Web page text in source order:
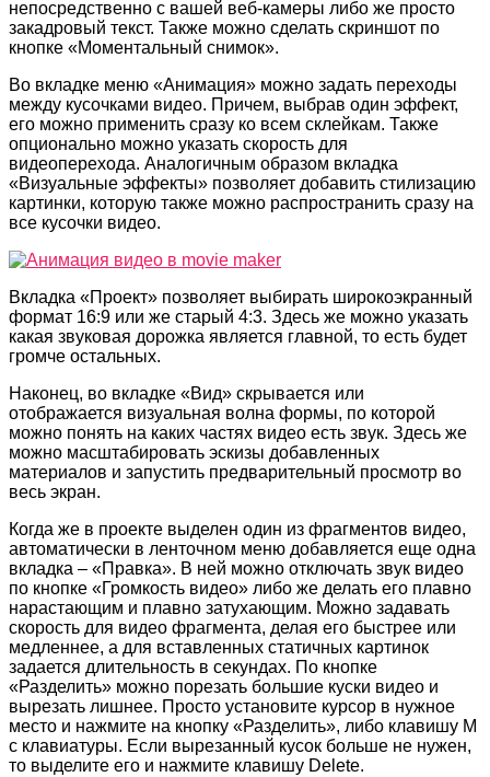
непосредственно с вашей веб-камеры либо же просто
закадровый текст. Также можно сделать скриншот по
кнопке «Моментальный снимок».
Во вкладке меню «Анимация» можно задать переходы
между кусочками видео. Причем, выбрав один эффект,
его можно применить сразу ко всем склейкам. Также
опционально можно указать скорость для
видеоперехода. Аналогичным образом вкладка
«Визуальные эффекты» позволяет добавить стилизацию
картинки, которую также можно распространить сразу на
все кусочки видео.
Вкладка «Проект» позволяет выбирать широкоэкранный
формат 16:9 или же старый 4:3. Здесь же можно указать
какая звуковая дорожка является главной, то есть будет
громче остальных.
Наконец, во вкладке «Вид» скрывается или
отображается визуальная волна формы, по которой
можно понять на каких частях видео есть звук. Здесь же
можно масштабировать эскизы добавленных
материалов и запустить предварительный просмотр во
весь экран.
Когда же в проекте выделен один из фрагментов видео,
автоматически в ленточном меню добавляется еще одна
вкладка – «Правка». В ней можно отключать звук видео
по кнопке «Громкость видео» либо же делать его плавно
нарастающим и плавно затухающим. Можно задавать
скорость для видео фрагмента, делая его быстрее или
медленнее, а для вставленных статичных картинок
задается длительность в секундах. По кнопке
«Разделить» можно порезать большие куски видео и
вырезать лишнее. Просто установите курсор в нужное
место и нажмите на кнопку «Разделить», либо клавишу M
с клавиатуры. Если вырезанный кусок больше не нужен,
то выделите его и нажмите клавишу Delete.